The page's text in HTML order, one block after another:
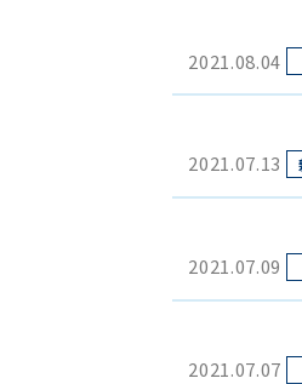
2021.08.04
2021.07.13
2021.07.09
2021.07.07